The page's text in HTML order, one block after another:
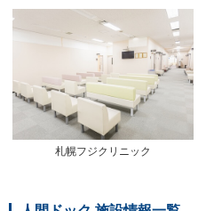
札幌フジクリニック